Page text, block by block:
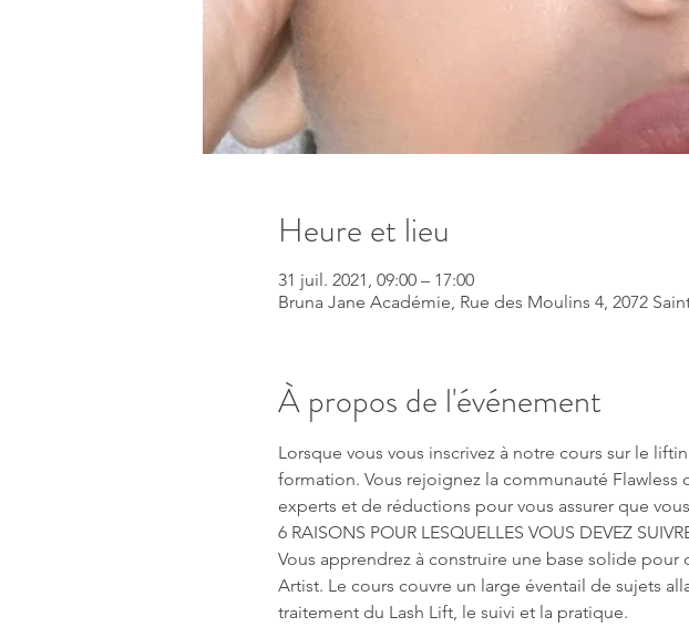
Heure et lieu
31 juil. 2021, 09:00 – 17:00
Bruna Jane Académie, Rue des Moulins 4, 2072
À propos de l'événement
Lorsque vous vous inscrivez à notre cours sur le
formation. Vous rejoignez la communauté
experts et de réductions pour vous assurer que
6 RAISONS POUR LESQUELLES VOUS DEVEZ
Vous apprendrez à construire une base solide
Artist. Le cours couvre un large éventail de sujets
traitement du Lash Lift, le suivi et la pratique.